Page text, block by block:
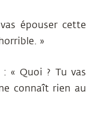
épouser cette
»
« Quoi ? Tu vas
connaît rien au